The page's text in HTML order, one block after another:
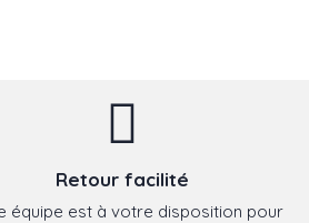
Retour facilité
équipe est à votre disposition pour